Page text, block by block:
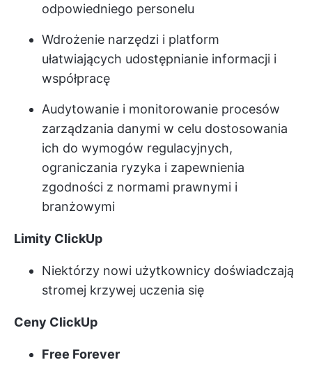
odpowiedniego personelu
Wdrożenie narzędzi i platform
ułatwiających udostępnianie informacji i
współpracę
Audytowanie i monitorowanie procesów
zarządzania danymi w celu dostosowania
ich do wymogów regulacyjnych,
ograniczania ryzyka i zapewnienia
zgodności z normami prawnymi i
branżowymi
Limity ClickUp
Niektórzy nowi użytkownicy doświadczają
stromej krzywej uczenia się
Ceny ClickUp
Free Forever